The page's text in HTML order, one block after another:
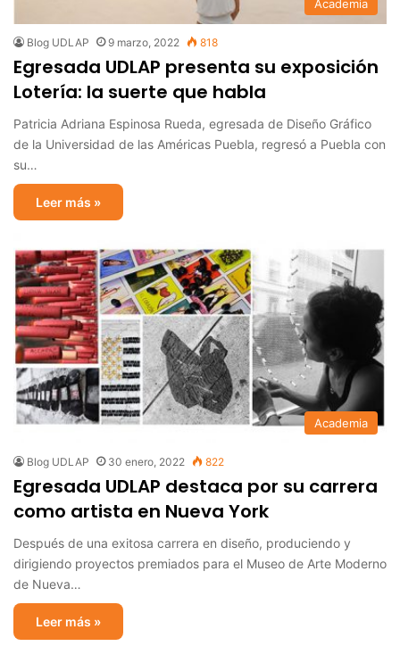
Academia
Blog UDLAP 9 marzo, 2022 818
Egresada UDLAP presenta su exposición
Lotería: la suerte que habla
Patricia Adriana Espinosa Rueda, egresada de Diseño Gráfico
de la Universidad de las Américas Puebla, regresó a Puebla con
su…
Leer más »
Academia
Blog UDLAP 30 enero, 2022 822
Egresada UDLAP destaca por su carrera
como artista en Nueva York
Después de una exitosa carrera en diseño, produciendo y
dirigiendo proyectos premiados para el Museo de Arte Moderno
de Nueva…
Leer más »